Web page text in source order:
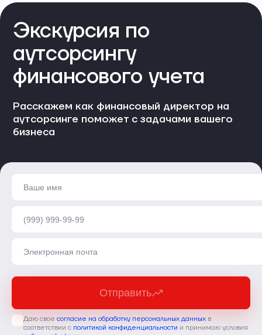
Экскурсия по
аутсорсингу
финансового учета
Расскажем как финансовый директор на
аутсорсинге поможет с задачами вашего
бизнеса
Даю свое согласие на обработку персональных данных в
соответствии с политикой конфиденциальности и принимаю условия
Отправить